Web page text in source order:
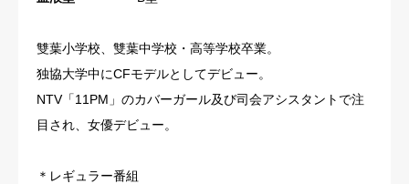
雙葉小学校、雙葉中学校・高等学校卒業。
独協大学中にCFモデルとしてデビュー。
NTV「11PM」のカバーガール及び司会アシスタントで注
目され、女優デビュー。
＊レギュラー番組